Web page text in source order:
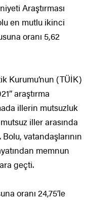
Araştırması
en mutlu ikinci
oranı 5,62
Kurumu’nun (TÜİK)
araştırma
illerin mutsuzluk
iller arasında
Bolu, vatandaşlarının
memnun
geçti.
oranı 24,75’le